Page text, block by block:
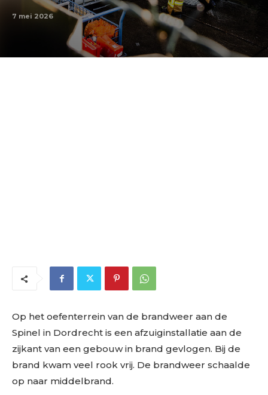
7 mei 2026
Op het oefenterrein van de brandweer aan de
Spinel in Dordrecht is een afzuiginstallatie aan de
zijkant van een gebouw in brand gevlogen. Bij de
brand kwam veel rook vrij. De brandweer schaalde
op naar middelbrand.